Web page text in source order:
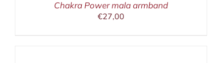
Chakra Power mala armband
€27,00